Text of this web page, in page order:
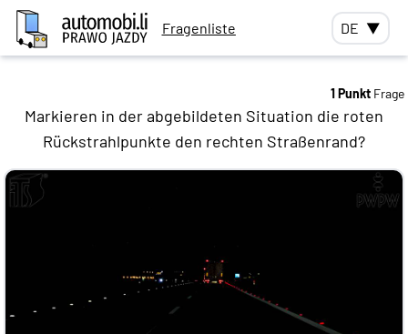
Fragenliste DE ▼
1 Punkt Frage
Markieren in der abgebildeten Situation die roten
Rückstrahlpunkte den rechten Straßenrand?